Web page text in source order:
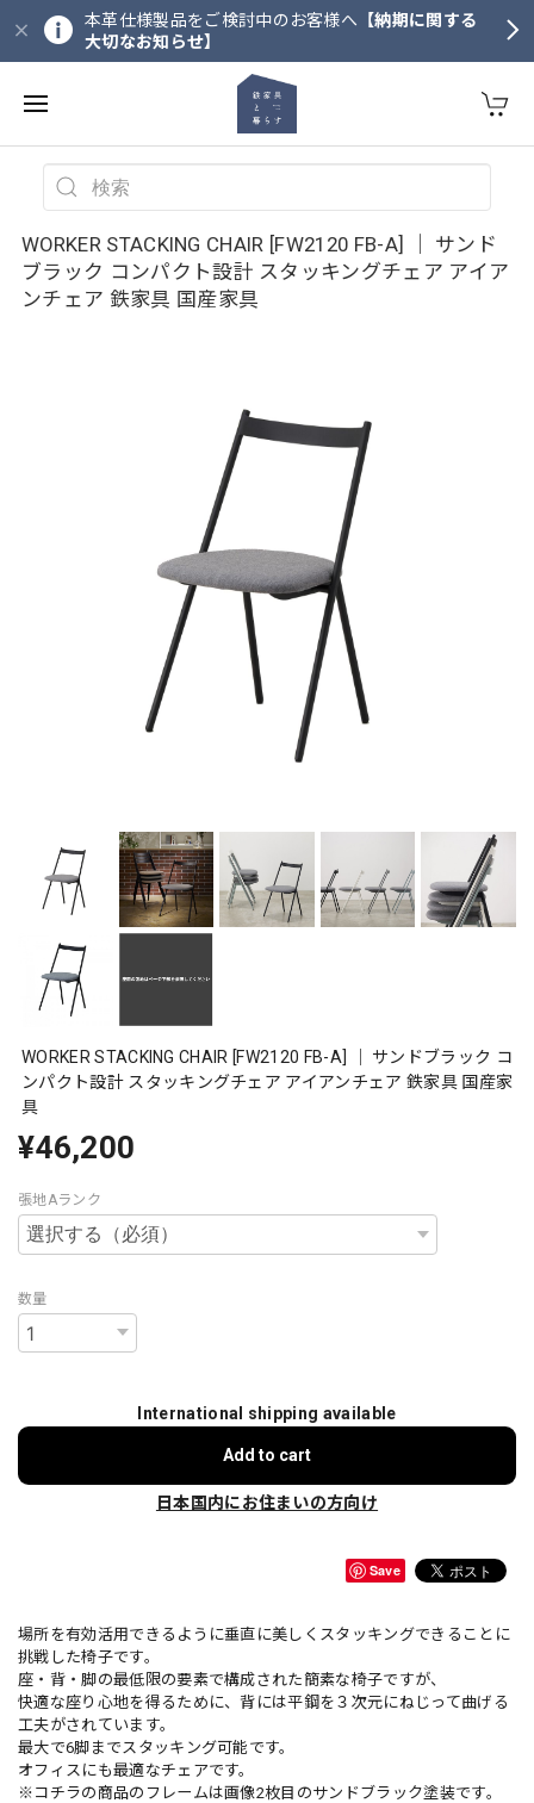
本革仕様製品をご検討中のお客様へ 【納期に関する
大切なお知らせ】
WORKER STACKING CHAIR [FW2120 FB-A] ｜ サンド
ブラック コンパクト設計 スタッキングチェア アイア
ンチェア 鉄家具 国産家具
WORKER STACKING CHAIR [FW2120 FB-A] ｜ サンドブラック コ
ンパクト設計 スタッキングチェア アイアンチェア 鉄家具 国産家
具
¥46,200
張地Aランク
数量
International shipping available
Add to cart
日本国内にお住まいの方向け
Save
場所を有効活用できるように垂直に美しくスタッキングできることに
挑戦した椅子です。
座・背・脚の最低限の要素で構成された簡素な椅子ですが、
快適な座り心地を得るために、背には平鋼を３次元にねじって曲げる
工夫がされています。
最大で6脚までスタッキング可能です。
オフィスにも最適なチェアです。
※コチラの商品のフレームは画像2枚目のサンドブラック塗装です。